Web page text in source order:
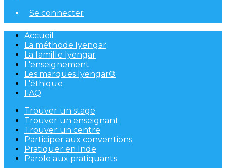
Se connecter
Accueil
La méthode Iyengar
La famille Iyengar
L'enseignement
Les marques Iyengar®
L'éthique
FAQ
Trouver un stage
Trouver un enseignant
Trouver un centre
Participer aux conventions
Pratiquer en Inde
Parole aux pratiquants